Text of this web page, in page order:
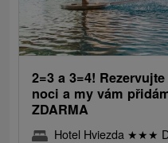
2=3 a 3=4!
noci a my vám
ZDARMA
Hotel Hviezda ★★★